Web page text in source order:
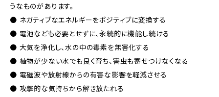
うなものがあります。
● ネガティブなエネルギーをポジティブに変換する
● 電池なども必要とせずに、永続的に機能し続ける
● 大気を浄化し、水の中の毒素を無害化する
● 植物が少ない水でも良く育ち、害虫も寄せつけなくなる
● 電磁波や放射線からの有害な影響を軽減させる
● 攻撃的な気持ちから解き放たれる